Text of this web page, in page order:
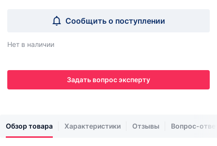
Сообщить о поступлении
Нет в наличии
Задать вопрос эксперту
Обзор товара Характеристики Отзывы Вопрос-